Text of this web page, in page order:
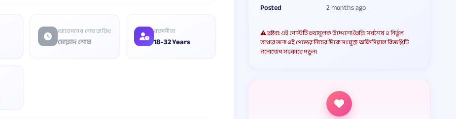
আবেদনের শেষ তারিখ
মেয়াদ শেষ
বয়সসীমা
18-32 Years
Posted
2 months ago
⚠️ দ্রষ্টব্য: এই পোস্টটি তথ্যমূলক উদ্দেশ্যে তৈরি। সর্বশেষ ও নির্ভুল
তথ্যের জন্য এই পেজের নিচের দিকে সংযুক্ত অফিসিয়াল বিজ্ঞপ্তিটি
মনোযোগ সহকারে পড়ুন।